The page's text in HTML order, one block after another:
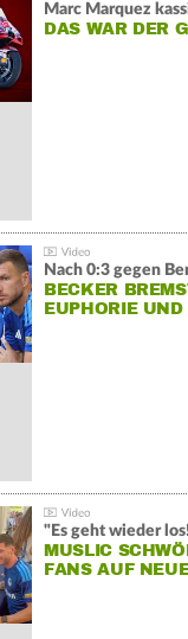
DAS WAR DER
Nach 0:3 gegen
BECKER
EUPHORIE
"Es geht wieder
MUSLIC
FANS AUF